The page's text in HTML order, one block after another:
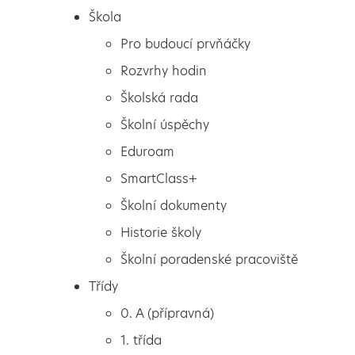
Pro budoucí prvňáčky
Rozvrhy hodin
Školská rada
Škola
Pro budoucí prvňáčky
Rozvrhy hodin
Školská rada
Školní úspěchy
Eduroam
SmartClass+
Školní dokumenty
Historie školy
Školní poradenské pracoviště
Třídy
0. A (přípravná)
1. třída
Opožděný příjezd z
lyžařského výcviku